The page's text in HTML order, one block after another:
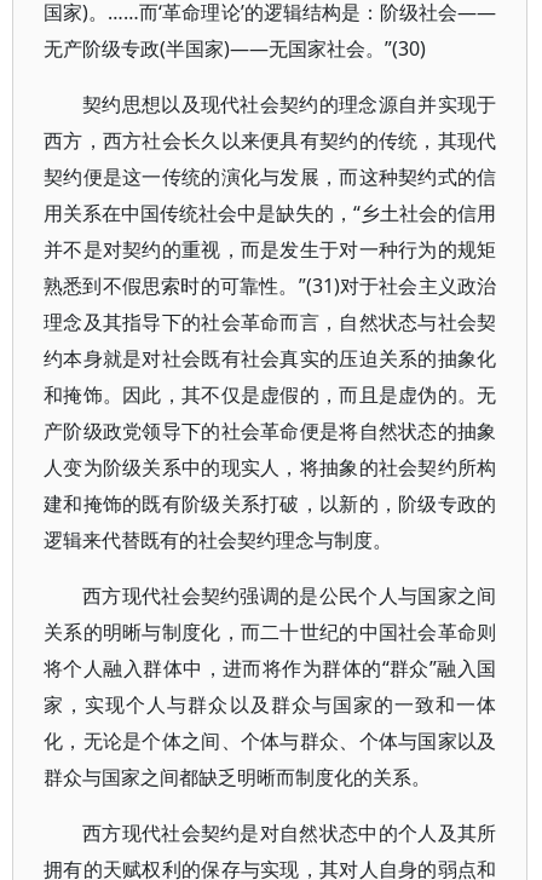
国家)。……而‘革命理论’的逻辑结构是：阶级社会——
无产阶级专政(半国家)——无国家社会。”(30)
契约思想以及现代社会契约的理念源自并实现于
西方，西方社会长久以来便具有契约的传统，其现代
契约便是这一传统的演化与发展，而这种契约式的信
用关系在中国传统社会中是缺失的，“乡土社会的信用
并不是对契约的重视，而是发生于对一种行为的规矩
熟悉到不假思索时的可靠性。”(31)对于社会主义政治
理念及其指导下的社会革命而言，自然状态与社会契
约本身就是对社会既有社会真实的压迫关系的抽象化
和掩饰。因此，其不仅是虚假的，而且是虚伪的。无
产阶级政党领导下的社会革命便是将自然状态的抽象
人变为阶级关系中的现实人，将抽象的社会契约所构
建和掩饰的既有阶级关系打破，以新的，阶级专政的
逻辑来代替既有的社会契约理念与制度。
西方现代社会契约强调的是公民个人与国家之间
关系的明晰与制度化，而二十世纪的中国社会革命则
将个人融入群体中，进而将作为群体的“群众”融入国
家，实现个人与群众以及群众与国家的一致和一体
化，无论是个体之间、个体与群众、个体与国家以及
群众与国家之间都缺乏明晰而制度化的关系。
西方现代社会契约是对自然状态中的个人及其所
拥有的天赋权利的保存与实现，其对人自身的弱点和